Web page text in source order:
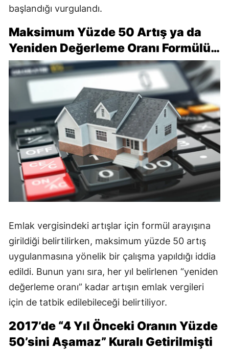
başlandığı vurgulandı.
Maksimum Yüzde 50 Artış ya da
Yeniden Değerleme Oranı Formülü…
Emlak vergisindeki artışlar için formül arayışına
girildiği belirtilirken, maksimum yüzde 50 artış
uygulanmasına yönelik bir çalışma yapıldığı iddia
edildi. Bunun yanı sıra, her yıl belirlenen “yeniden
değerleme oranı” kadar artışın emlak vergileri
için de tatbik edilebileceği belirtiliyor.
2017’de “4 Yıl Önceki Oranın Yüzde
50’sini Aşamaz” Kuralı Getirilmişti